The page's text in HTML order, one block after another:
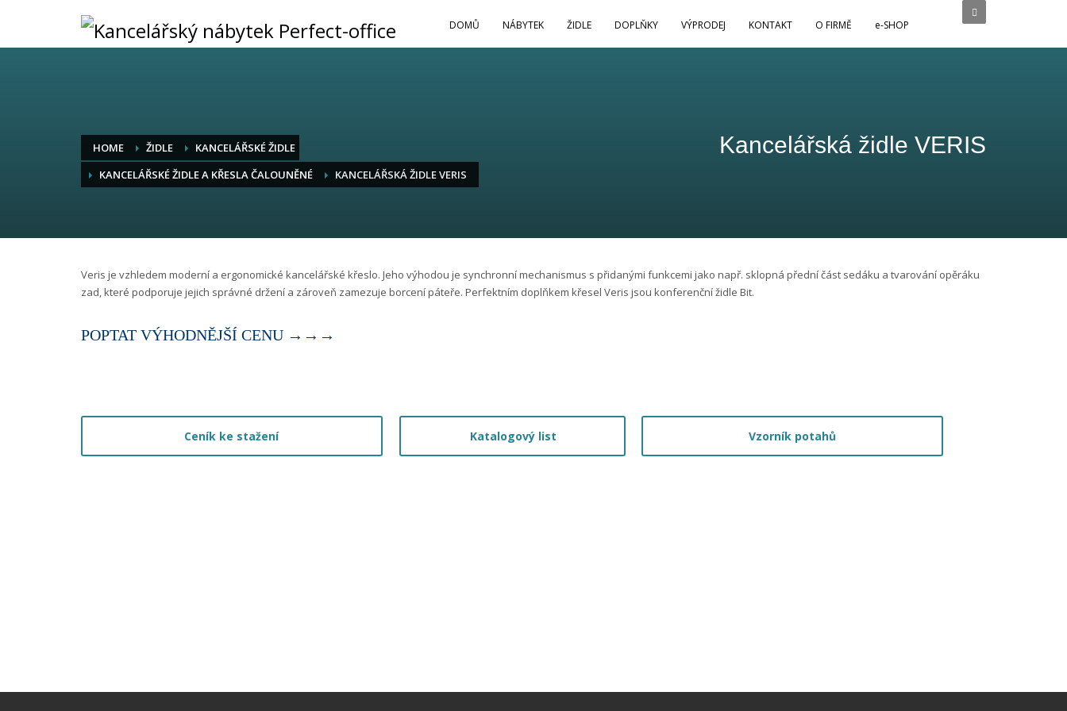
DOMŮ NÁBYTEK ŽIDLE DOPLŇKY VÝPRODEJ KONTAKT O FIRMĚ e-SHOP
HOME ŽIDLE
KANCELÁŘSKÉ ŽIDLE
KANCELÁŘSKÉ ŽIDLE A KŘESLA ČALOUNĚNÉ
KANCELÁŘSKÁ ŽIDLE VERIS
Kancelářská židle VERIS
Veris je vzhledem moderní a ergonomické kancelářské křeslo. Jeho výhodou je synchronní mechanismus s přidanými funkcemi jako např. sklopná přední část sedáku a tvarování opěráku
zad, které podporuje jejich správné držení a zároveň zamezuje borcení páteře. Perfektním doplňkem křesel Veris jsou konferenční židle Bit.
POPTAT VÝHODNĚJŠÍ CENU →→→
Ceník ke stažení Katalogový list Vzorník potahů